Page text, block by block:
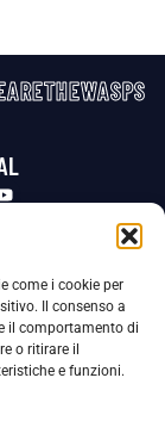
come i cookie per
Il consenso a
il comportamento di
o ritirare il
e funzioni.
che vigila sulle modalità